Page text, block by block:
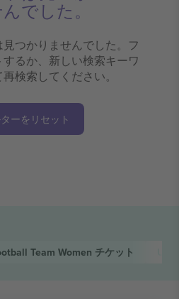
でした。
つかりませんでした。フ
るか、新しい検索キーワ
検索してください。
ーをリセット
Team Women チケット